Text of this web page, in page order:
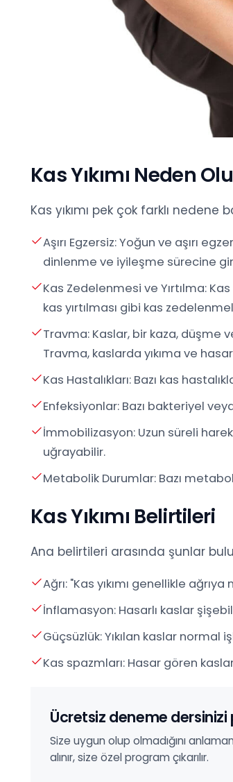
Kas Yıkımı Neden
Kas yıkımı pek çok farklı
Aşırı Egzersiz: Yoğun ve aşırı
dinlenme ve iyileşme sürecine
Kas Zedelenmesi ve Yırtılma:
kas yırtılması gibi kas
Travma: Kaslar, bir kaza,
Travma, kaslarda yıkıma ve
Kas Hastalıkları: Bazı kas
Enfeksiyonlar: Bazı bakteriyel
İmmobilizasyon: Uzun süreli
uğrayabilir.
Metabolik Durumlar: Bazı
Kas Yıkımı Belirtileri
Ana belirtileri arasında şunlar
Ağrı: "Kas yıkımı genellikle
İnflamasyon: Hasarlı kaslar
Güçsüzlük: Yıkılan kaslar
Kas spazmları: Hasar gören
Ücretsiz deneme dersinizi
Size uygun olup olmadığını
alınır, size özel program çıkarılır.